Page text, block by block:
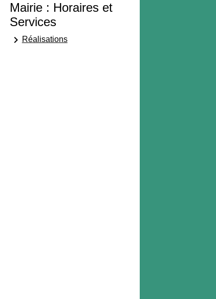
Mairie : Horaires et
Services
keyboard_arrow_rightRéalisations